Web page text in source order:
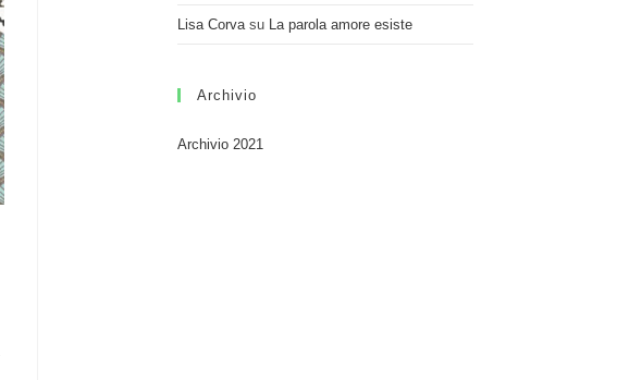
Lisa Corvasu La parola amore esiste
Archivio
Archivio 2021